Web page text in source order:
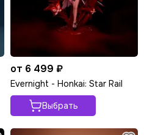
от 6 499 ₽
Evernight - Honkai: Star Rail
Выбрать